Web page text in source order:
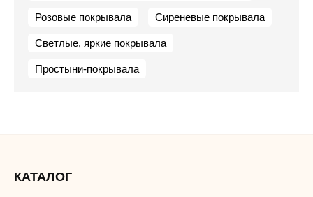
Розовые покрывала Сиреневые покрывала
Светлые, яркие покрывала
Простыни-покрывала
КАТАЛОГ